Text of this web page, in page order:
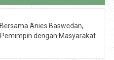
Anies Baswedan,
dengan Masyarakat